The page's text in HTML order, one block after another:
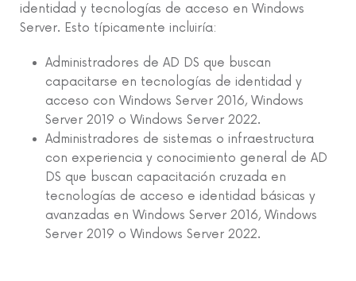
identidad y tecnologías de acceso en Windows
Server. Esto típicamente incluiría:
Administradores de AD DS que buscan
capacitarse en tecnologías de identidad y
acceso con Windows Server 2016, Windows
Server 2019 o Windows Server 2022.
Administradores de sistemas o infraestructura
con experiencia y conocimiento general de AD
DS que buscan capacitación cruzada en
tecnologías de acceso e identidad básicas y
avanzadas en Windows Server 2016, Windows
Server 2019 o Windows Server 2022.